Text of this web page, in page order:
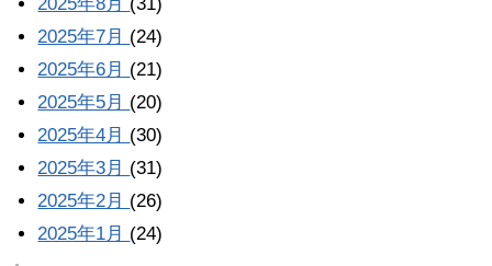
2025年7月 (24)
2025年6月 (21)
2025年5月 (20)
2025年4月 (30)
2025年3月 (31)
2025年2月 (26)
2025年1月 (24)